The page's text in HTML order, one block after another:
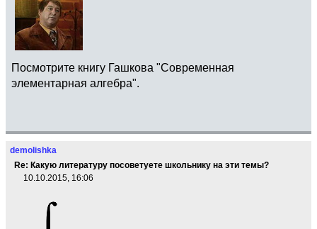
Посмотрите книгу Гашкова "Современная
элементарная алгебра".
demolishka
Re: Какую литературу посоветуете школьнику на эти темы?
10.10.2015, 16:06